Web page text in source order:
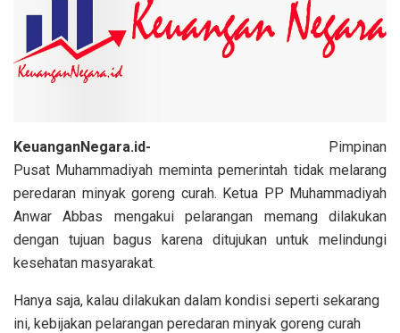
KeuanganNegara.id- Pimpinan
Pusat Muhammadiyah meminta pemerintah tidak melarang
peredaran minyak goreng curah. Ketua PP Muhammadiyah
Anwar Abbas mengakui pelarangan memang dilakukan
dengan tujuan bagus karena ditujukan untuk melindungi
kesehatan masyarakat.
Hanya saja, kalau dilakukan dalam kondisi seperti sekarang
ini, kebijakan pelarangan peredaran minyak goreng curah